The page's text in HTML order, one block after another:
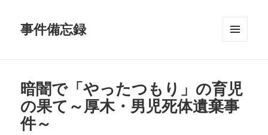
事件備忘録
ット
暗闇で「やったつもり」の育児
の果て～厚木・男児死体遺棄事
件～